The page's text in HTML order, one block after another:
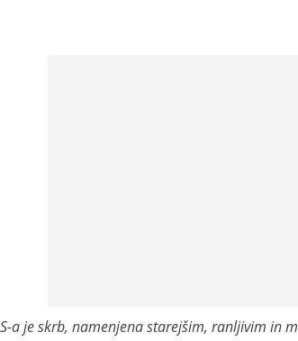
a je skrb, namenjena starejšim, ranljivim in